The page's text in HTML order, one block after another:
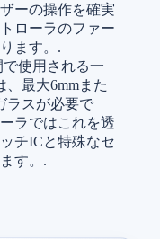
ーの操作を確実
ローラのファー
ます。.
使用される一
、最大6mmまた
ラスが必要で
ラではこれを透
チICと特殊なセ
す。.